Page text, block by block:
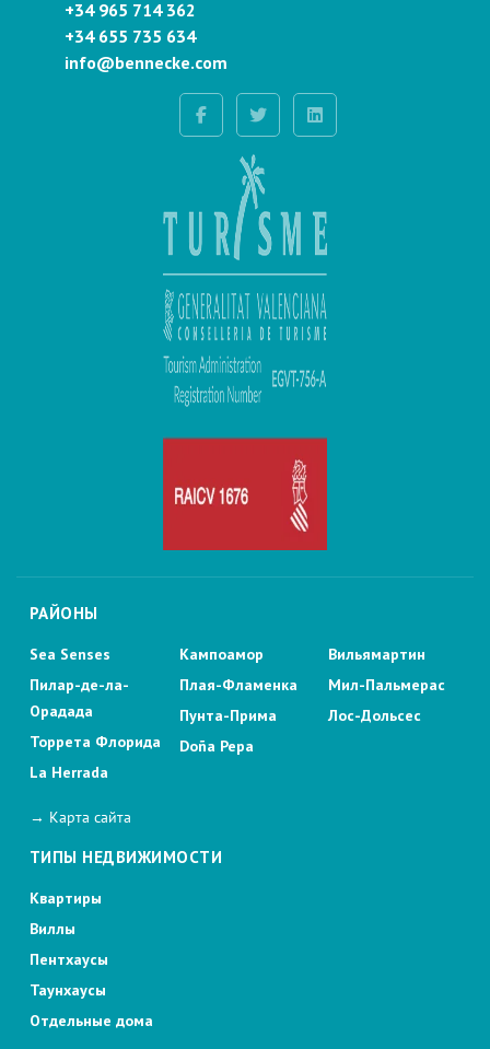
+34 965 714 362
+34 655 735 634
info@bennecke.com
РАЙОНЫ
Sea Senses
Пилар-де-ла-
Орадада
Торрета Флорида
La Herrada
Кампоамор
Плая-Фламенка
Пунта-Прима
Doña Pepa
Вильямартин
Мил-Пальмерас
Лос-Дольсес
→ Карта сайта
ТИПЫ НЕДВИЖИМОСТИ
Квартиры
Виллы
Пентхаусы
Таунхаусы
Отдельные дома